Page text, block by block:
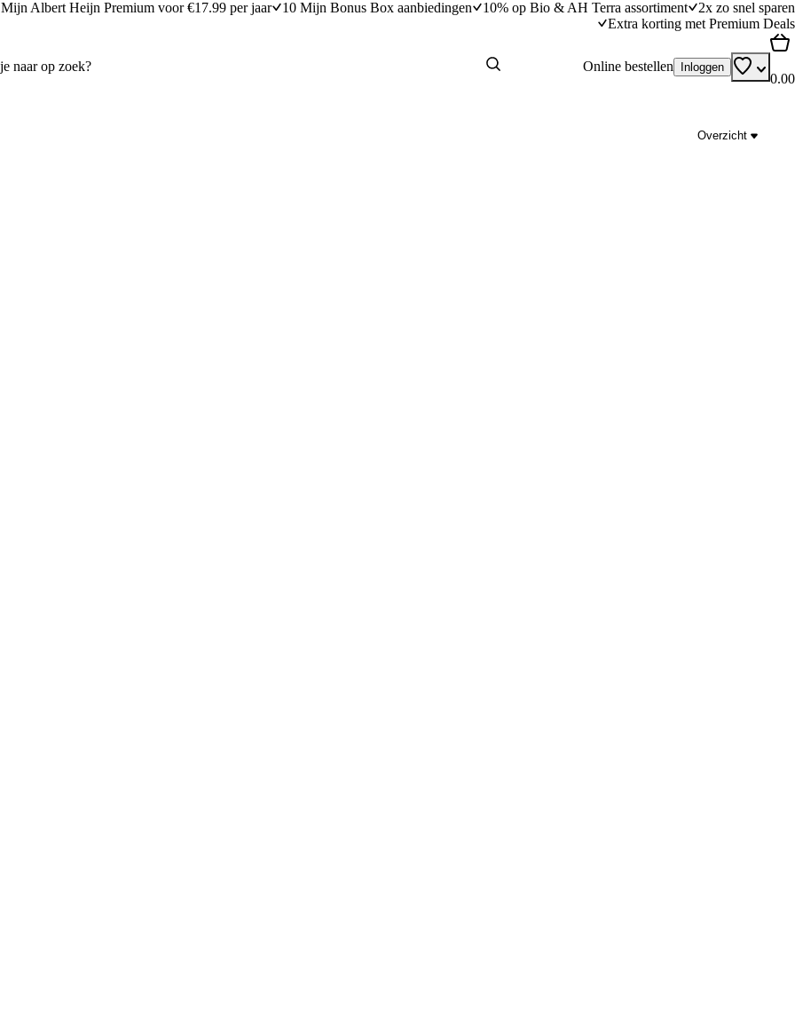
Mijn Albert Heijn Premium voor €17.99 per jaar 10 Mijn Bonus Box aanbiedingen 10% op Bio & AH Terra assortiment
2x zo snel sparen
Extra korting met Premium Deals
Online bestellen Inloggen
0.00
Overzicht